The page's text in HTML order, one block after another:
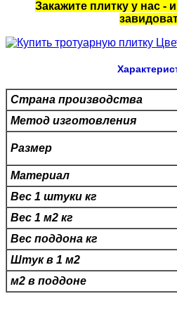
Закажите плитку у нас -
Страна производства
Метод изготовления
Размер
Материал
Вес 1 штуки кг
Вес 1 м2 кг
Вес поддона кг
Штук в 1 м2
м2 в поддоне